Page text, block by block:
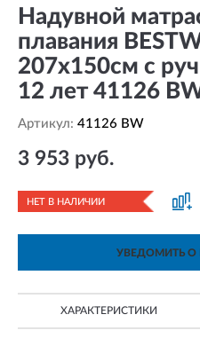
Надувной
плавания
207х150см с
12 лет 41126
Артикул: 41126 BW
3 953 руб.
НЕТ В НАЛИЧИИ
УВЕДОМИТЬ О
ХАРАКТЕРИСТИКИ